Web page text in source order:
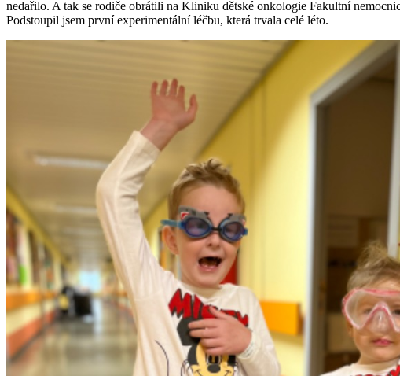
nedařilo. A tak se rodiče obrátili na Kliniku dětské onkologie Fakultní
Podstoupil jsem první experimentální léčbu, která trvala celé léto.